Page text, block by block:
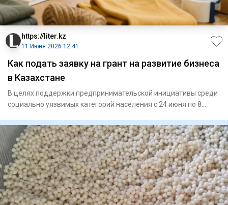
https://liter.kz
11 Июня 2026 12:41
Как подать заявку на грант на развитие бизнеса
в Казахстане
В целях поддержки предпринимательской инициативы среди
социально уязвимых категорий населения с 24 июня по 8